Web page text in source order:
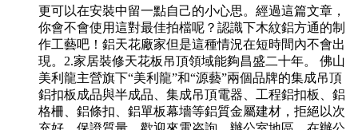
更可以在安裝中留一點自己的小心思。經過這篇文章，
你會不會使用這對最佳拍檔呢？認識下木紋鋁方通的制
作工藝吧！鋁天花廠家但是這種情況在短時間內不會出
現。2.家居裝修天花板吊頂領域能夠昌盛二十年。 佛山
美利龍主營旗下“美利龍”和“源藝”兩個品牌的集成吊頂
鋁扣板成品與半成品、集成吊頂電器、工程鋁扣板、鋁
格柵、鋁條扣、鋁單板幕墻等鋁質金屬建材，拒絕以次